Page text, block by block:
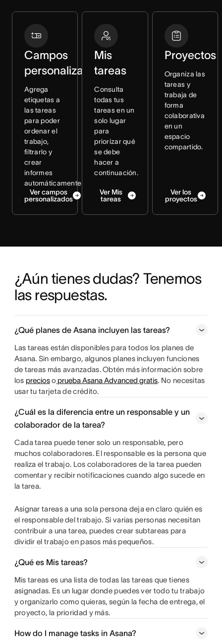
Campos
personalizados
Agrega
etiquetas a
las tareas
para poder
ordenar el
trabajo,
filtrarlo y
crear
informes
automáticamente.
Ver campos
personalizados
Mis
tareas
Consulta
todas tus
tareas en un
solo lugar
para
priorizar qué
se debe
hacer a
continuación.
Ver Mis
tareas
Proyectos
Organiza las
tareas y
trabaja de
forma
colaborativa
en un
espacio
compartido.
Ver los
proyectos
¿Aún tienes dudas? Tenemos
las respuestas.
¿Qué planes de Asana incluyen las tareas?
Las tareas están disponibles para todos los planes de
Asana. Sin embargo, algunos planes incluyen funciones
de tareas más avanzadas. Obtén más información sobre
los precioso prueba Asana Advanced gratis. No necesitas
usar tu tarjeta de crédito.
¿Cuál es la diferencia entre un responsable y un
colaborador de la tarea?
Cada tarea puede tener solo un responsable, pero
muchos colaboradores. El responsable es la persona que
realiza el trabajo. Los colaboradores de la tarea pueden
comentar y recibir notificaciones cuando algo sucede en
la tarea.
Asignar tareas a una sola persona deja en claro quién es
el responsable del trabajo. Si varias personas necesitan
contribuir a una tarea, puedes crear subtareas para
dividir el trabajo en pasos más pequeños.
¿Qué es Mis tareas?
Mis tareas es una lista de todas las tareas que tienes
asignadas. Es un lugar donde puedes ver todo tu trabajo
y organizarlo como quieras, según la fecha de entrega, el
proyecto, la prioridad y más.
How do I manage tasks in Asana?